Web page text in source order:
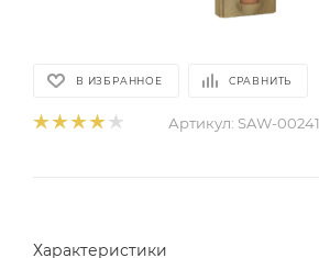
В ИЗБРАННОЕ СРАВНИТЬ
Артикул: SAW-00241
Характеристики